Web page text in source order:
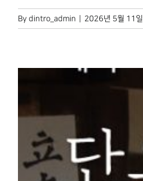
By dintro_admin 2026년 5월 11일